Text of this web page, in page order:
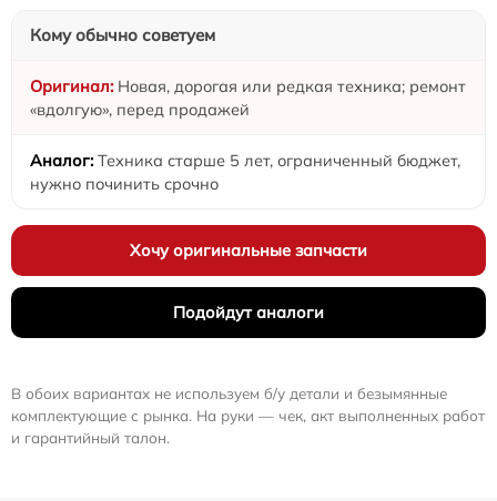
Кому обычно советуем
Новая, дорогая или редкая техника; ремонт
«вдолгую», перед продажей
Техника старше 5 лет, ограниченный бюджет,
нужно починить срочно
Хочу оригинальные запчасти
Подойдут аналоги
В обоих вариантах не используем б/у детали и безымянные
комплектующие с рынка. На руки — чек, акт выполненных работ
и гарантийный талон.